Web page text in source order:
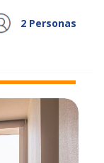
2 Personas